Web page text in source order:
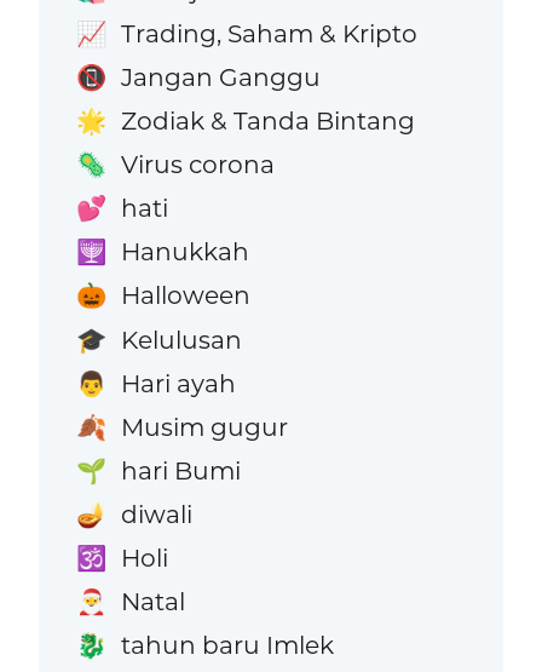
📈 Trading, Saham & Kripto
📵 Jangan Ganggu
🌟 Zodiak & Tanda Bintang
🦠 Virus corona
💕 hati
🕎 Hanukkah
🎃 Halloween
🎓 Kelulusan
👨 Hari ayah
🍂 Musim gugur
🌱 hari Bumi
🪔 diwali
🕉️ Holi
🎅 Natal
🐉 tahun baru Imlek